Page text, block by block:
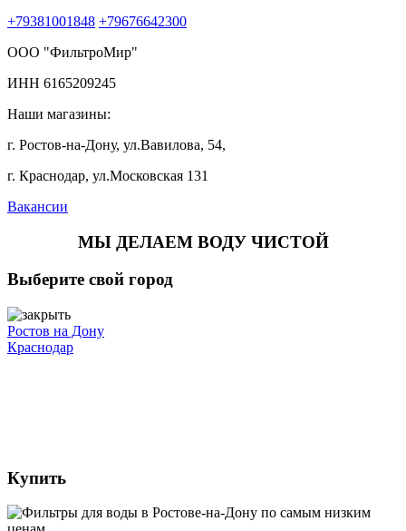
+79381001848 +79676642300
ООО "ФильтроМир"
ИНН 6165209245
Наши магазины:
г. Ростов-на-Дону, ул.Вавилова, 54,
г. Краснодар, ул.Московская 131
Вакансии
МЫ ДЕЛАЕМ ВОДУ ЧИСТОЙ
Выберите свой город
Ростов на Дону
Краснодар
Купить